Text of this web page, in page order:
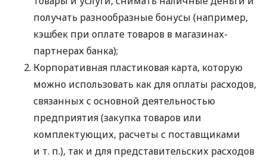
получать разнообразные бонусы (например,
кэшбек при оплате товаров в магазинах-
партнерах банка);
Корпоративная пластиковая карта, которую
можно использовать как для оплаты расходов,
связанных с основной деятельностью
предприятия (закупка товаров или
комплектующих, расчеты с поставщиками
и т. п.), так и для представительских расходов